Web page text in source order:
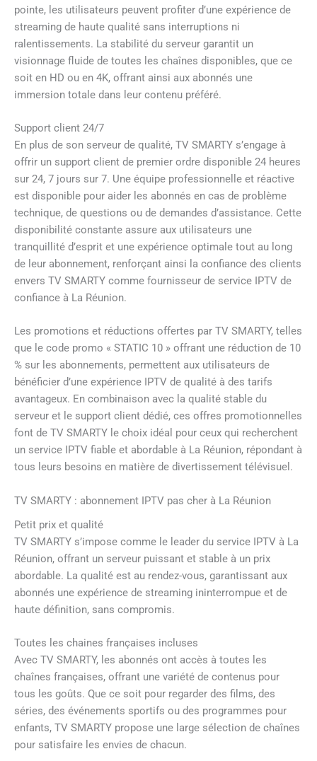
pointe, les utilisateurs peuvent profiter d’une expérience de
streaming de haute qualité sans interruptions ni
ralentissements. La stabilité du serveur garantit un
visionnage fluide de toutes les chaînes disponibles, que ce
soit en HD ou en 4K, offrant ainsi aux abonnés une
immersion totale dans leur contenu préféré.
Support client 24/7
En plus de son serveur de qualité, TV SMARTY s’engage à
offrir un support client de premier ordre disponible 24 heures
sur 24, 7 jours sur 7. Une équipe professionnelle et réactive
est disponible pour aider les abonnés en cas de problème
technique, de questions ou de demandes d’assistance. Cette
disponibilité constante assure aux utilisateurs une
tranquillité d’esprit et une expérience optimale tout au long
de leur abonnement, renforçant ainsi la confiance des clients
envers TV SMARTY comme fournisseur de service IPTV de
confiance à La Réunion.
Les promotions et réductions offertes par TV SMARTY, telles
que le code promo « STATIC 10 » offrant une réduction de 10
% sur les abonnements, permettent aux utilisateurs de
bénéficier d’une expérience IPTV de qualité à des tarifs
avantageux. En combinaison avec la qualité stable du
serveur et le support client dédié, ces offres promotionnelles
font de TV SMARTY le choix idéal pour ceux qui recherchent
un service IPTV fiable et abordable à La Réunion, répondant à
tous leurs besoins en matière de divertissement télévisuel.
TV SMARTY : abonnement IPTV pas cher à La Réunion
Petit prix et qualité
TV SMARTY s’impose comme le leader du service IPTV à La
Réunion, offrant un serveur puissant et stable à un prix
abordable. La qualité est au rendez-vous, garantissant aux
abonnés une expérience de streaming ininterrompue et de
haute définition, sans compromis.
Toutes les chaines françaises incluses
Avec TV SMARTY, les abonnés ont accès à toutes les
chaînes françaises, offrant une variété de contenus pour
tous les goûts. Que ce soit pour regarder des films, des
séries, des événements sportifs ou des programmes pour
enfants, TV SMARTY propose une large sélection de chaînes
pour satisfaire les envies de chacun.